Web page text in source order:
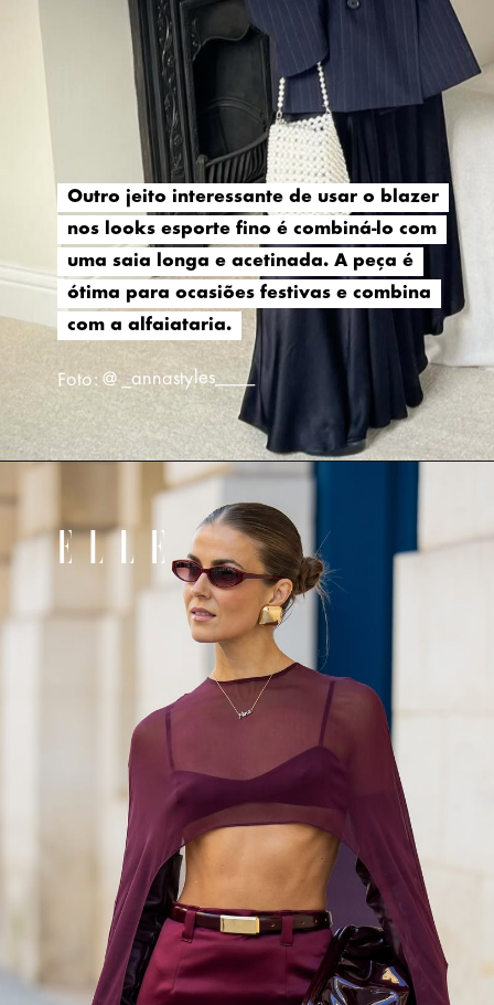
Outro jeito interessante de usar o blazer
nos looks esporte fino é combiná-lo com
uma saia longa e acetinada. A peça é
ótima para ocasiões festivas e combina
com a alfaiataria.
Outro jeito interessante de usar o blazer
nos looks esporte fino é combiná-lo com
uma saia longa e acetinada. A peça é
ótima para ocasiões festivas e combina
com a alfaiataria.
Foto: @ _annastyles____